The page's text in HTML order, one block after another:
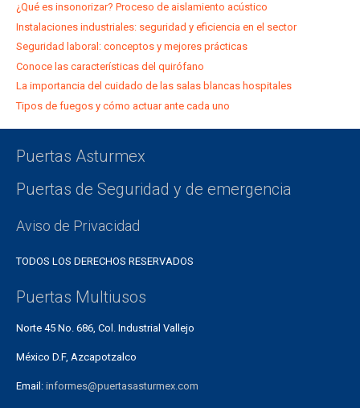
¿Qué es insonorizar? Proceso de aislamiento acústico
Instalaciones industriales: seguridad y eficiencia en el sector
Seguridad laboral: conceptos y mejores prácticas
Conoce las características del quirófano
La importancia del cuidado de las salas blancas hospitales
Tipos de fuegos y cómo actuar ante cada uno
Puertas Asturmex
Puertas de Seguridad y de emergencia
Aviso de Privacidad
TODOS LOS DERECHOS RESERVADOS
Puertas Multiusos
Norte 45 No. 686, Col. Industrial Vallejo
México D.F, Azcapotzalco
Email: informes@puertasasturmex.com